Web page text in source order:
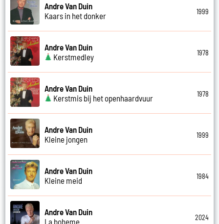
Andre Van Duin
Kaars in het donker
1999
Andre Van Duin
Kerstmedley
1978
Andre Van Duin
Kerstmis bij het openhaardvuur
1978
Andre Van Duin
Kleine jongen
1999
Andre Van Duin
Kleine meid
1984
Andre Van Duin
La boheme
2024